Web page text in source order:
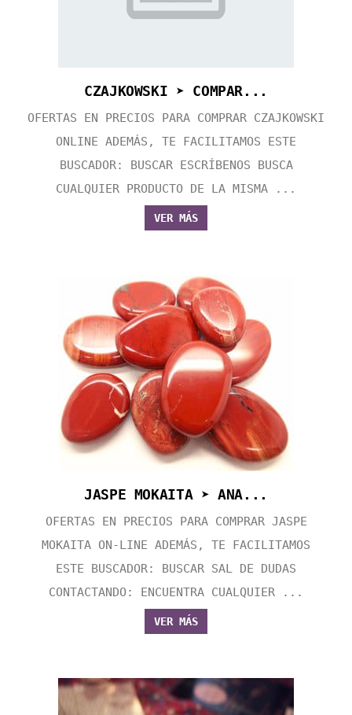
CZAJKOWSKI ➤ COMPAR...
OFERTAS EN PRECIOS PARA COMPRAR CZAJKOWSKI
ONLINE ADEMÁS, TE FACILITAMOS ESTE
BUSCADOR: BUSCAR ESCRÍBENOS BUSCA
CUALQUIER PRODUCTO DE LA MISMA ...
VER MÁS
JASPE MOKAITA ➤ ANA...
OFERTAS EN PRECIOS PARA COMPRAR JASPE
MOKAITA ON-LINE ADEMÁS, TE FACILITAMOS
ESTE BUSCADOR: BUSCAR SAL DE DUDAS
CONTACTANDO: ENCUENTRA CUALQUIER ...
VER MÁS